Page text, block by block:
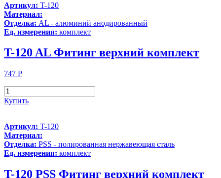
Артикул: T-120
Материал:
Отделка: AL - алюминий анодированный
Ед. измерения: комплект
T-120 AL Фитинг верхний комплект
747 Р
Купить
Артикул: T-120
Материал:
Отделка: PSS - полированная нержавеющая сталь
Ед. измерения: комплект
T-120 PSS Фитинг верхний комплект